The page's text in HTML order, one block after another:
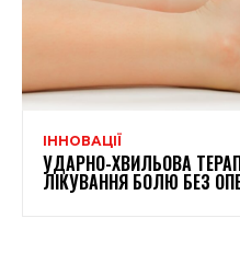
ІННОВАЦІЇ
УДАРНО-ХВИЛЬОВА
ЛІКУВАННЯ БОЛЮ БЕЗ